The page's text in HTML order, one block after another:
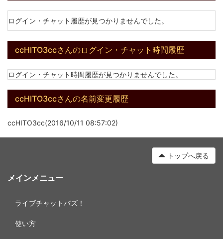
ログイン・チャット履歴が見つかりませんでした。
ccHITO3ccさんのログイン・チャット時間履歴
ログイン・チャット時間履歴が見つかりませんでした。
ccHITO3ccさんの名前変更履歴
ccHITO3cc(2016/10/11 08:57:02)
トップへ戻る
メインメニュー
ライブチャットバズ！
使い方